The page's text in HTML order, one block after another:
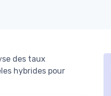
des taux
hybrides pour